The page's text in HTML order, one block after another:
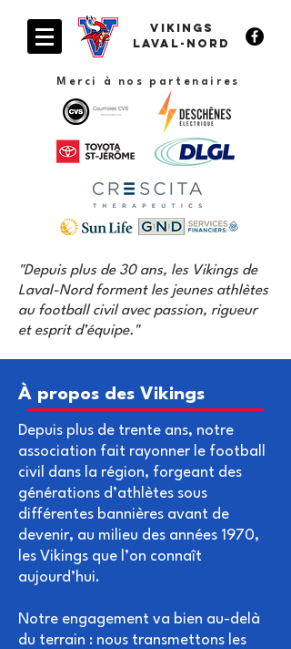
VIKINGS
Laval-Nord
Merci à nos partenaires
"​Depuis plus de 30 ans, les Vikings de
Laval-Nord forment les jeunes athlètes
au football civil avec passion, rigueur
et esprit d’équipe."
À propos des Vikings
Depuis plus de trente ans, notre
association fait rayonner le football
civil dans la région, forgeant des
générations d’athlètes sous
différentes bannières avant de
devenir, au milieu des années 1970,
les Vikings que l’on connaît
aujourd’hui.
Notre engagement va bien au-delà
du terrain : nous transmettons les